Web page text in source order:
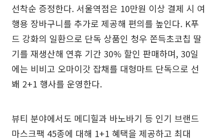
선착순 증정한다. 서울역점은 10만원 이상 결제 시 여
행용 장바구니를 추가로 제공해 편의를 높인다. K푸
드 강화의 일환으로 단독 상품인 청우 쫀득초코칩 딸
기를 재생산해 연휴 기간 30% 할인 판매하며, 30일
에는 비비고 오마이갓 잡채를 대형마트 단독으로 선
봬 2+1 행사를 운영한다.
뷰티 분야에서도 메디힐과 바노바기 등 인기 브랜드
마스크팩 45종에 대해 1+1 혜택을 제공하고 최대